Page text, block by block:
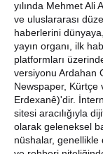
yılında Mehmet Ali
ve uluslararası
haberlerini
yayın organı, ilk
platformları
versiyonu Ardahan
Newspaper, Kürtçe
Erdexanê)'dir.
sitesi aracılığıyla
olarak geleneksel
nüshalar, genellikle